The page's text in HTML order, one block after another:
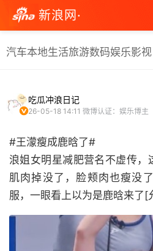
新浪网·
汽车本地生活旅游数码娱乐影视
吃瓜冲浪日记
26-05-18 14:11 微博认证：娱乐博主
#王濛瘦成鹿晗了#
浪姐女明星减肥营名不虚传，
肌肉掉没了，脸颊肉也瘦没
服，一眼看上以为是鹿晗来了[